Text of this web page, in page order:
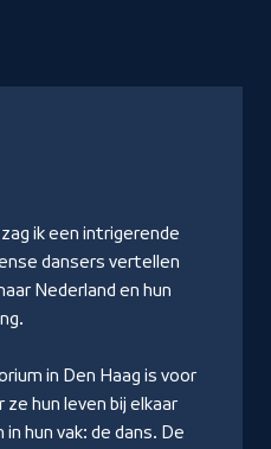
zag ik een intrigerende
dansers vertellen
Nederland en hun
in Den Haag is voor
hun leven bij elkaar
hun vak: de dans. De